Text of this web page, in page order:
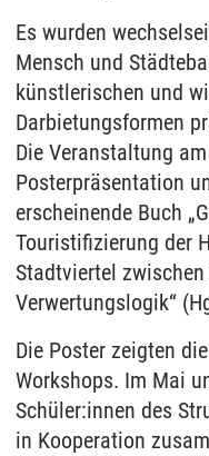
Es wurden
Mensch und
künstlerischen und
Darbietungsformen
Die Veranstaltung
Posterpräsentation
erscheinende Buch
Touristifizierung der
Stadtviertel
Verwertungslogik“
Die Poster zeigten
Workshops. Im Mai
Schüler:innen des
in Kooperation